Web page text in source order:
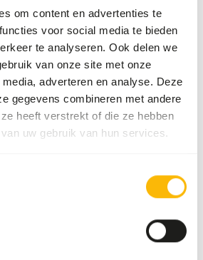
om content en advertenties te
voor social media te bieden
te analyseren. Ook delen we
van onze site met onze
adverteren en analyse. Deze
gegevens combineren met andere
heeft verstrekt of die ze hebben
uw gebruik van hun services.
quantity per day” over at least
per day.
diet with ad libitumroughages
browsers and grazers).
of grasses is highest
during the dry season (up to
this can be mimicked by
in the diet can be a mixture